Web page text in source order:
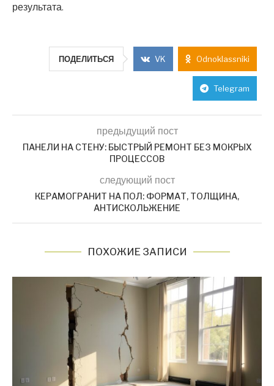
результата.
ПОДЕЛИТЬСЯ VK Odnoklassniki
Telegram
предыдущий пост
ПАНЕЛИ НА СТЕНУ: БЫСТРЫЙ РЕМОНТ БЕЗ МОКРЫХ
ПРОЦЕССОВ
следующий пост
КЕРАМОГРАНИТ НА ПОЛ: ФОРМАТ, ТОЛЩИНА,
АНТИСКОЛЬЖЕНИЕ
ПОХОЖИЕ ЗАПИСИ